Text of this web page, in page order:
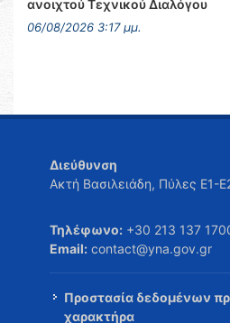
ανοιχτού Τεχνικού Διαλόγου
06/08/2026 3:17 μμ.
Διεύθυνση
Ακτή Βασιλειάδη, Πύλες Ε1-
Τηλέφωνο: +30 213 137
Email: contact@yna.gov.gr
Προστασία δεδομένων
χαρακτήρα